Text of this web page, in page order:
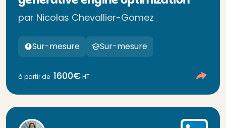
par Nicolas Chevallier-Gomez
Sur-mesure Sur-mesure
à partir de 1600€HT